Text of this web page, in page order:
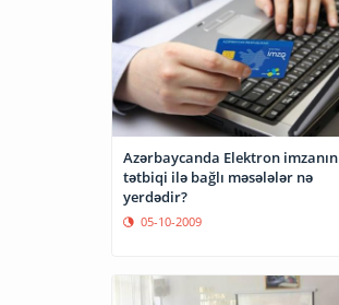
Azərbaycanda Elektron imzanın
tətbiqi ilə bağlı məsələlər nə
yerdədir?
05-10-2009